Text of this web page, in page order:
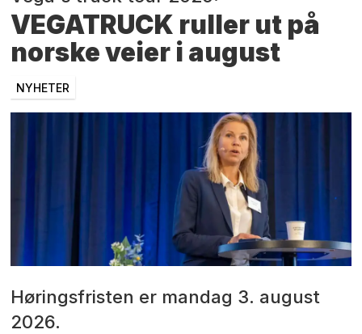
VEGATRUCK ruller ut på
norske veier i august
NYHETER
Høringsfristen er mandag 3. august
2026.